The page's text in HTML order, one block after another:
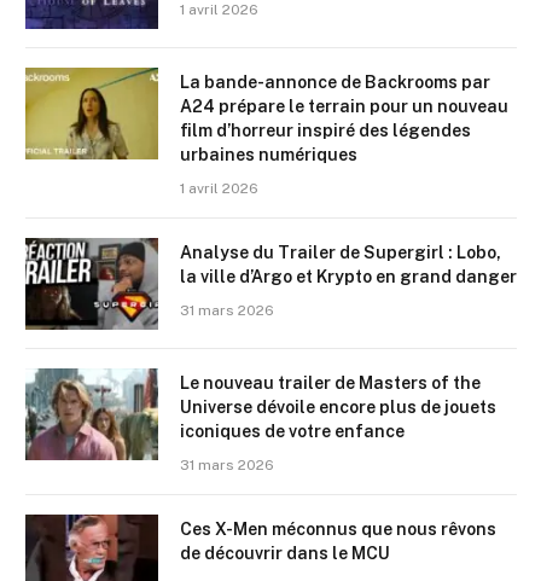
1 avril 2026
La bande-annonce de Backrooms par
A24 prépare le terrain pour un nouveau
film d’horreur inspiré des légendes
urbaines numériques
1 avril 2026
Analyse du Trailer de Supergirl : Lobo,
la ville d’Argo et Krypto en grand danger
31 mars 2026
Le nouveau trailer de Masters of the
Universe dévoile encore plus de jouets
iconiques de votre enfance
31 mars 2026
Ces X-Men méconnus que nous rêvons
de découvrir dans le MCU